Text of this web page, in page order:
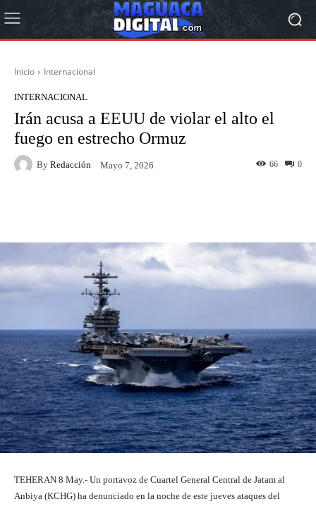
Inicio Internacional
INTERNACIONAL
Irán acusa a EEUU de violar el alto el
fuego en estrecho Ormuz
By Redacción Mayo 7, 2026 0
66
TEHERAN 8 May.- Un portavoz de Cuartel General Central de Jatam al
Anbiya (KCHG) ha denunciado en la noche de este jueves ataques del